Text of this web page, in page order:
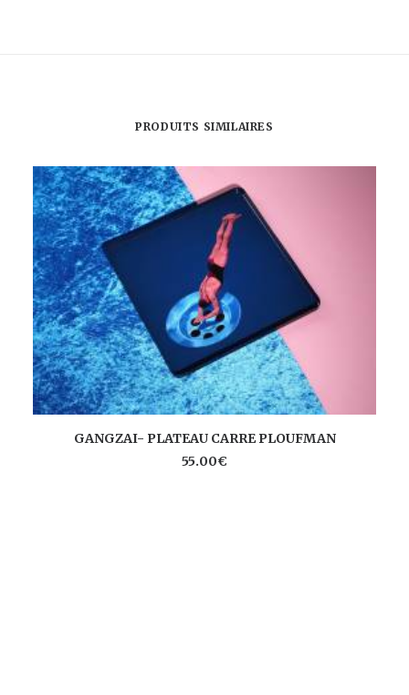
PRODUITS SIMILAIRES
AJOUTER AU PANIER
GANGZAI- PLATEAU CARRE PLOUFMAN
55.00€